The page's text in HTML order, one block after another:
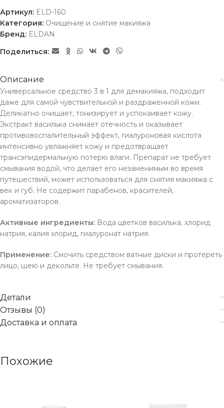
Артикул: ELD-160
Категория: Очищение и снятие макияжа
Бренд: ELDAN
Поделиться:
Описание
Универсальное средство 3 в 1 для демакияжа, подходит
даже для самой чувствительной и раздраженной кожи.
Деликатно очищает, тонизирует и успокаивает кожу.
Экстракт василька снимает отечность и оказывает
противовоспалительный эффект, гиалуроновая кислота
интенсивно увлажняет кожу и предотвращает
трансэпидермальную потерю влаги. Препарат не требует
смывания водой, что делает его незаменимым во время
путешествий, может использоваться для снятия макияжа с
век и губ. Не содержит парабенов, красителей,
ароматизаторов.
Активные ингредиенты: Вода цветков василька, хлорид
натрия, калия хлорид, гиалуронат натрия.
Применение: Смочить средством ватные диски и протереть
лицо, шею и декольте. Не требует смывания.
Детали
Отзывы (0)
Доставка и оплата
Похожие